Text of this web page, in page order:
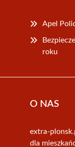
Apel
roku
O NAS
extra-
dla